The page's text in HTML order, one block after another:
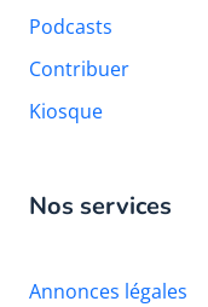
Podcasts
Contribuer
Kiosque
Nos services
Annonces légales